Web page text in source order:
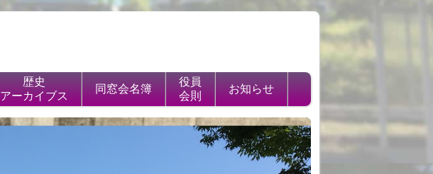
歴史
アーカイブス
同窓会名簿
役員
会則
お知らせ